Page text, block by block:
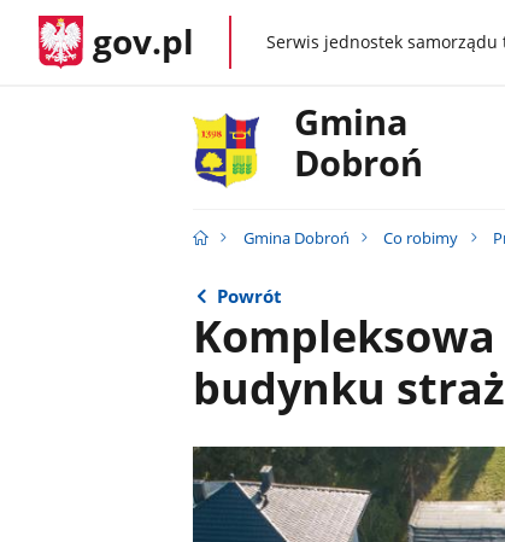
gov.pl gov.plSerwis jednostek
Gmina
Dobroń
Gmina Dobroń Co robimy
Powrót
budynku